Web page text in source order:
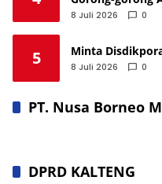
Kalimantan
8 Juli 2026 0
5 Minta
8 Juli 2026 0
PT. Nusa Borneo
DPRD KALTENG